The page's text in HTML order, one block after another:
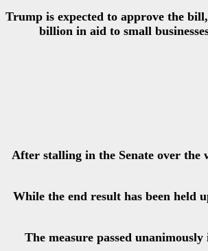
Trump is expected to approve the
billion in aid to small
After stalling in the Senate over the
While the end result has been held
The measure passed